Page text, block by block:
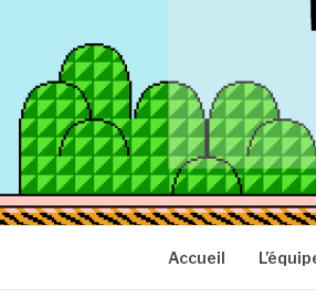
BAND
Actu Geek d'hier et
Accueil